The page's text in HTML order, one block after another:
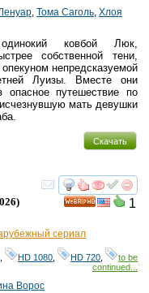
, Тома Саголь, Хлоя
ковбой Люк,
собственной тени,
непредсказуемой
Луизы. Вместе они
опасное путешествие по
мать девушки
Скачать
смотреть
1
сериал
HD 1080 HD 720
to be
continued...
Ворос